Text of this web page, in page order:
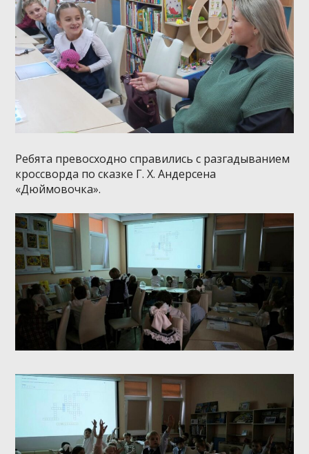
Ребята превосходно справились с разгадыванием
кроссворда по сказке Г. Х. Андерсена
«Дюймовочка».